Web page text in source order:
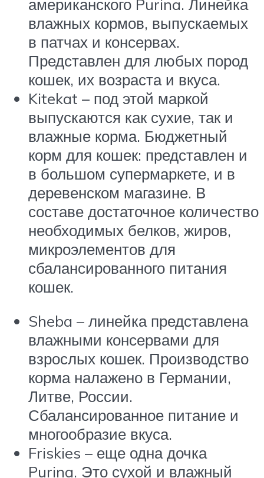
американского Purina. Линейка
влажных кормов, выпускаемых
в патчах и консервах.
Представлен для любых пород
кошек, их возраста и вкуса.
Kitekat – под этой маркой
выпускаются как сухие, так и
влажные корма. Бюджетный
корм для кошек: представлен и
в большом супермаркете, и в
деревенском магазине. В
составе достаточное количество
необходимых белков, жиров,
микроэлементов для
сбалансированного питания
кошек.
Sheba – линейка представлена
влажными консервами для
взрослых кошек. Производство
корма налажено в Германии,
Литве, России.
Сбалансированное питание и
многообразие вкуса.
Friskies – еще одна дочка
Purina. Это сухой и влажный